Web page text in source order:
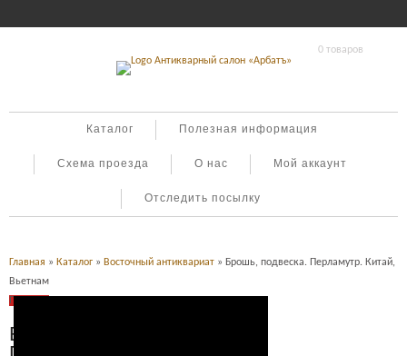
0 товаров
Каталог Полезная информация
Схема проезда О нас Мой аккаунт
Отследить посылку
Главная » Каталог » Восточный антиквариат » Брошь, подвеска. Перламутр. Китай,
Вьетнам
Продано
Брошь, подвеска.